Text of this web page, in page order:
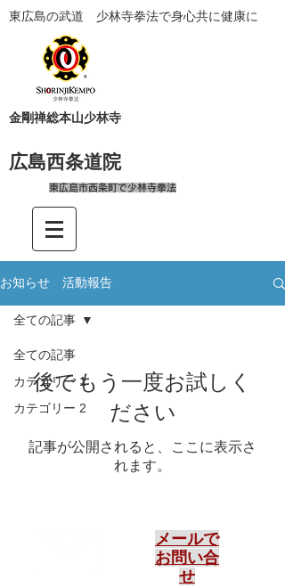
東広島の武道 少林寺拳法で身心共に健康に
金剛禅総本山少林寺
広島西条道院
東広島市西条町で少林寺拳法
お知らせ 活動報告
全ての記事
カテゴリー 1
カテゴリー 2
全ての記事
後でもう一度お試しく
ださい
記事が公開されると、ここに表示さ
れます。
​メールで
お問い合
せ